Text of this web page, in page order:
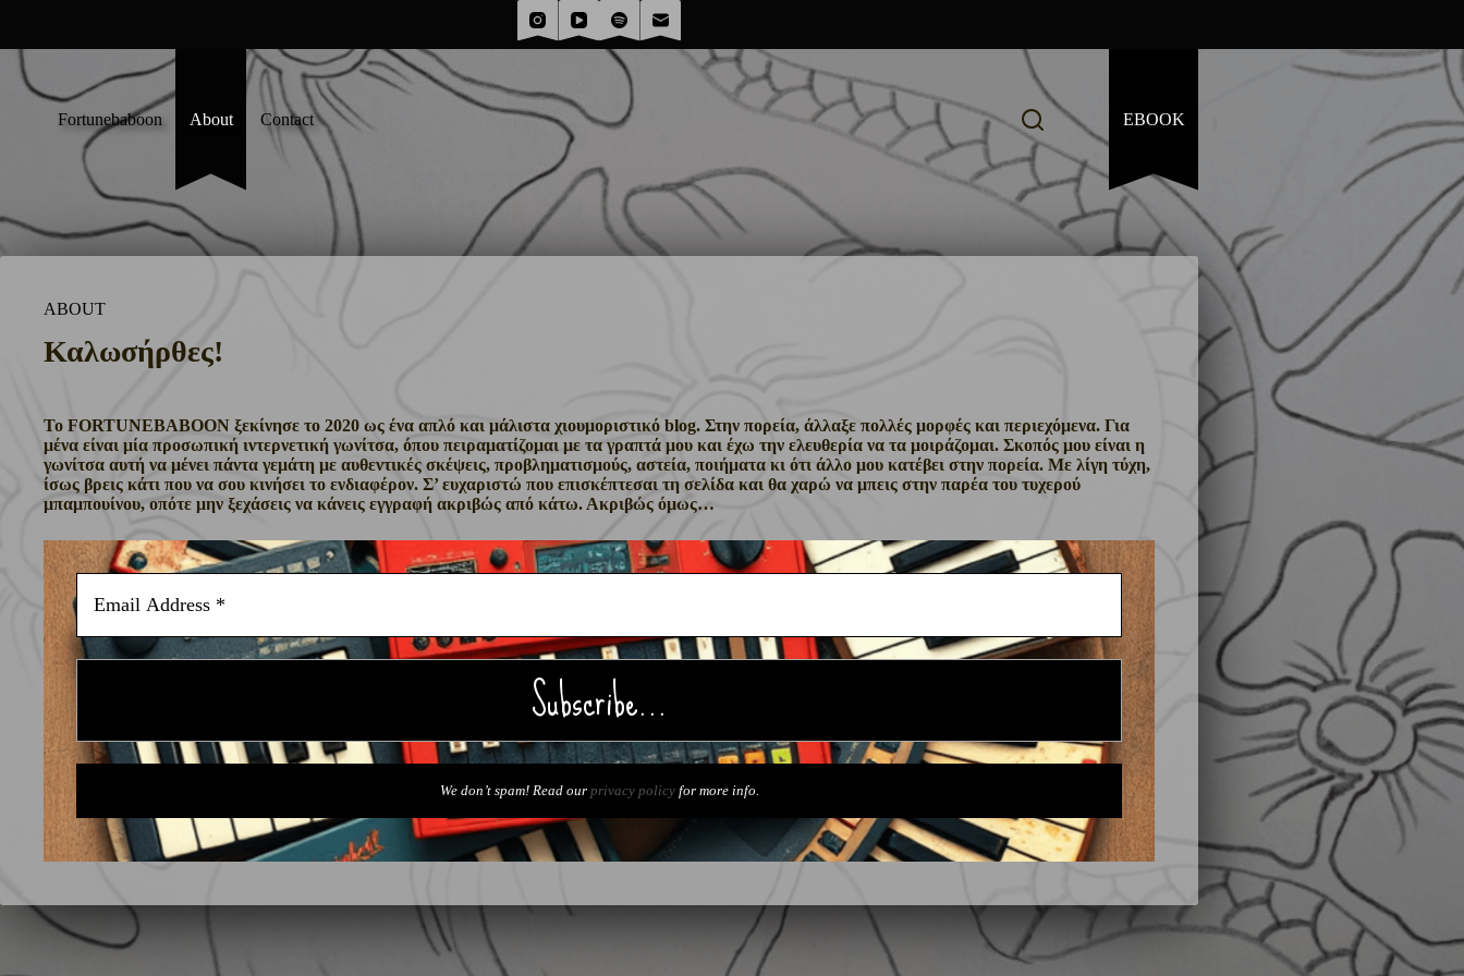
content
Fortunebaboon About Contact EBOOK
ABOUT
Καλωσήρθες!
Το FORTUNEBABOON ξεκίνησε το 2020 ως ένα απλό και μάλιστα χιουμοριστικό blog. Στην πορεία, άλλαξε πολλές μορφές και περιεχόμενα. Για
μένα είναι μία προσωπική ιντερνετική γωνίτσα, όπου πειραματίζομαι με τα γραπτά μου και έχω την ελευθερία να τα μοιράζομαι. Σκοπός μου είναι η
γωνίτσα αυτή να μένει πάντα γεμάτη με αυθεντικές σκέψεις, προβληματισμούς, αστεία, ποιήματα κι ότι άλλο μου κατέβει στην πορεία. Με λίγη τύχη,
ίσως βρεις κάτι που να σου κινήσει το ενδιαφέρον. Σ’ ευχαριστώ που επισκέπτεσαι τη σελίδα και θα χαρώ να μπεις στην παρέα του τυχερού
μπαμπουίνου, οπότε μην ξεχάσεις να κάνεις εγγραφή ακριβώς από κάτω. Ακριβώς όμως…
We don’t spam! Read our privacy policyfor more info.